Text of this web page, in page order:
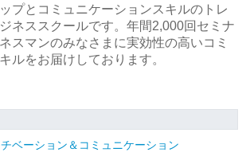
プとコミュニケーションスキルのトレ
ネススクールです。年間2,000回セミナ
スマンのみなさまに実効性の高いコミ
ルをお届けしております。
ベーション＆コミュニケーション